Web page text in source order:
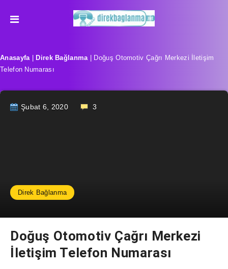
Anasayfa| Direk Bağlanma|
Doğuş Otomotiv Çağrı Merkezi İletişim
Telefon Numarası
Şubat 6, 2020 3
Direk Bağlanma
Doğuş Otomotiv Çağrı Merkezi
İletişim Telefon Numarası